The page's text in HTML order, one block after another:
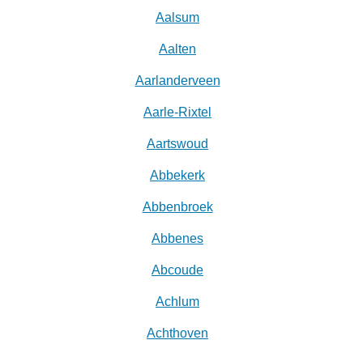
Aalsum
Aalten
Aarlanderveen
Aarle-Rixtel
Aartswoud
Abbekerk
Abbenbroek
Abbenes
Abcoude
Achlum
Achthoven